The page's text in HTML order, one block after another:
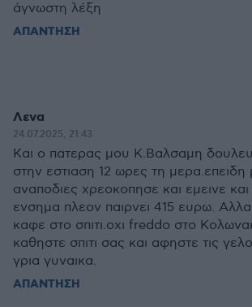
άγνωστη λέξη
ΑΠΑΝΤΗΣΗ
Λενα
24.07.2025, 21:43
Και ο πατερας μου Κ.Βαλσαμη
στην εστιαση 12 ωρες τη μερα.επειδη
αναποδιες χρεοκοπησε και εμεινε
ενσημα πλεον παιρνει 415 ευρω. Αλλα
καφε στο σπιτι.οχι freddo στο
καθηστε σπιτι σας και αφηστε τις
γρια γυναικα.
ΑΠΑΝΤΗΣΗ